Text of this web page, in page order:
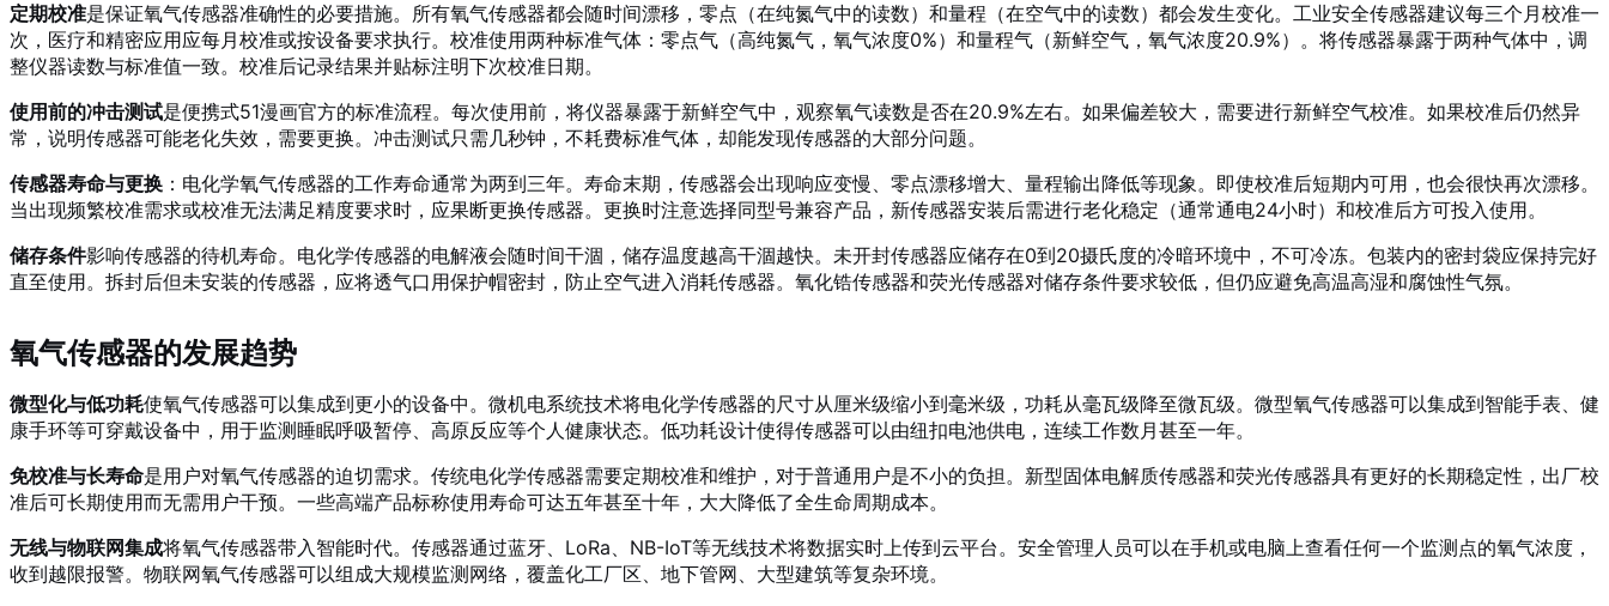
定期校准是保证氧气传感器准确性的必要措施。所有氧气传感器都会随时间漂移，零点（在纯氮气中的读数）和量程（在空气中的读数）都会发生变化。工业安全传感器建议每三个月校准一
次，医疗和精密应用应每月校准或按设备要求执行。校准使用两种标准气体：零点气（高纯氮气，氧气浓度0%）和量程气（新鲜空气，氧气浓度20.9%）。将传感器暴露于两种气体中，调
整仪器读数与标准值一致。校准后记录结果并贴标注明下次校准日期。
使用前的冲击测试是便携式51漫画官方的标准流程。每次使用前，将仪器暴露于新鲜空气中，观察氧气读数是否在20.9%左右。如果偏差较大，需要进行新鲜空气校准。如果校准后仍然异
常，说明传感器可能老化失效，需要更换。冲击测试只需几秒钟，不耗费标准气体，却能发现传感器的大部分问题。
传感器寿命与更换 ：电化学氧气传感器的工作寿命通常为两到三年。寿命末期，传感器会出现响应变慢、零点漂移增大、量程输出降低等现象。即使校准后短期内可用，也会很快再次漂移。
当出现频繁校准需求或校准无法满足精度要求时，应果断更换传感器。更换时注意选择同型号兼容产品，新传感器安装后需进行老化稳定（通常通电24小时）和校准后方可投入使用。
储存条件影响传感器的待机寿命。电化学传感器的电解液会随时间干涸，储存温度越高干涸越快。未开封传感器应储存在0到20摄氏度的冷暗环境中，不可冷冻。包装内的密封袋应保持完好
直至使用。拆封后但未安装的传感器，应将透气口用保护帽密封，防止空气进入消耗传感器。氧化锆传感器和荧光传感器对储存条件要求较低，但仍应避免高温高湿和腐蚀性气氛。
氧气传感器的发展趋势
微型化与低功耗使氧气传感器可以集成到更小的设备中。微机电系统技术将电化学传感器的尺寸从厘米级缩小到毫米级，功耗从毫瓦级降至微瓦级。微型氧气传感器可以集成到智能手表、健
康手环等可穿戴设备中，用于监测睡眠呼吸暂停、高原反应等个人健康状态。低功耗设计使得传感器可以由纽扣电池供电，连续工作数月甚至一年。
免校准与长寿命是用户对氧气传感器的迫切需求。传统电化学传感器需要定期校准和维护，对于普通用户是不小的负担。新型固体电解质传感器和荧光传感器具有更好的长期稳定性，出厂校
准后可长期使用而无需用户干预。一些高端产品标称使用寿命可达五年甚至十年，大大降低了全生命周期成本。
无线与物联网集成将氧气传感器带入智能时代。传感器通过蓝牙、LoRa、NB-IoT等无线技术将数据实时上传到云平台。安全管理人员可以在手机或电脑上查看任何一个监测点的氧气浓度，
收到越限报警。物联网氧气传感器可以组成大规模监测网络，覆盖化工厂区、地下管网、大型建筑等复杂环境。